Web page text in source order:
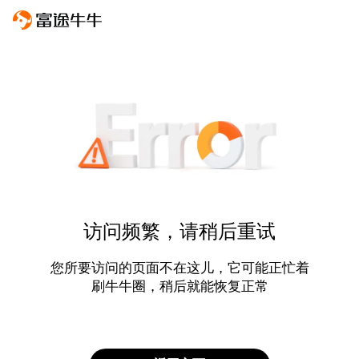
访问频繁，请稍后重试
您所要访问的页面不在这儿，它可能正忙着
刷牛牛圈，稍后就能恢复正常